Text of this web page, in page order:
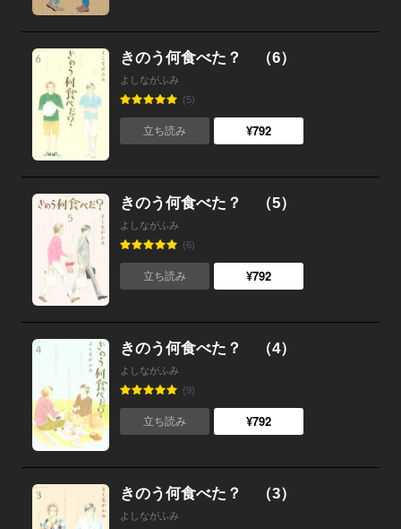
きのう何食べた？ （6）
よしながふみ
(5)
立ち読み ¥792
きのう何食べた？ （5）
よしながふみ
(6)
立ち読み ¥792
きのう何食べた？ （4）
よしながふみ
(9)
立ち読み ¥792
きのう何食べた？ （3）
よしながふみ